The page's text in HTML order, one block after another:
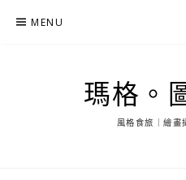
MENU
瑪格。
風格食旅｜繪畫